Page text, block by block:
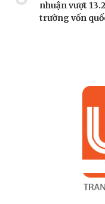
nhuận vượt
trường vốn